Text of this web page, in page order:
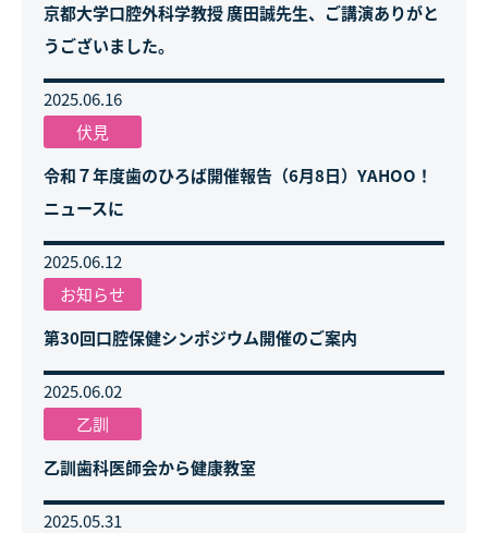
京都大学口腔外科学教授 廣田誠先生、ご講演ありがと
うございました。
2025.06.16
伏見
令和７年度歯のひろば開催報告（6月8日）YAHOO！
ニュースに
2025.06.12
お知らせ
第30回口腔保健シンポジウム開催のご案内
2025.06.02
乙訓
乙訓歯科医師会から健康教室
2025.05.31